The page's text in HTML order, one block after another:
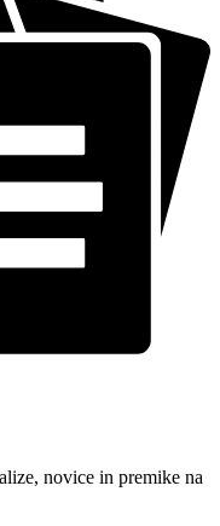
novice in premike na